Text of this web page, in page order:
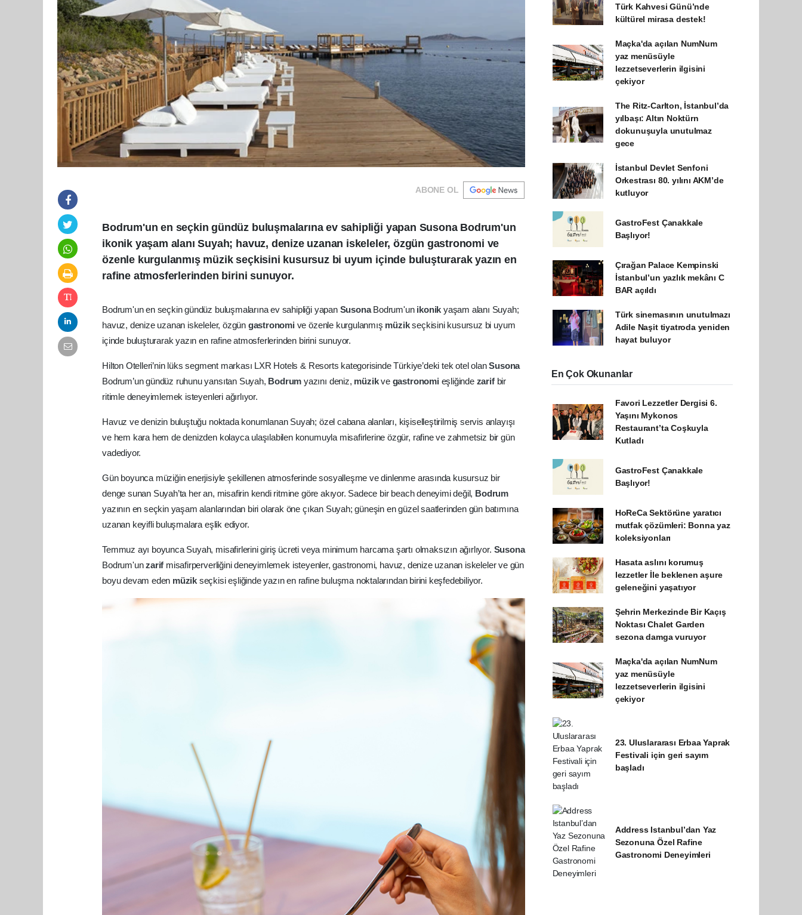
ABONE OL
Bodrum'un en seçkin gündüz buluşmalarına ev sahipliği yapan Susona Bodrum'un
ikonik yaşam alanı Suyah; havuz, denize uzanan iskeleler, özgün gastronomi ve
özenle kurgulanmış müzik seçkisini kusursuz bi uyum içinde buluşturarak yazın en
rafine atmosferlerinden birini sunuyor.
Bodrum'un en seçkin gündüz buluşmalarına ev sahipliği yapan SusonaBodrum'un ikonik yaşam alanı Suyah;
havuz, denize uzanan iskeleler, özgün gastronomi ve özenle kurgulanmış müzikseçkisini kusursuz bi uyum
içinde buluşturarak yazın en rafine atmosferlerinden birini sunuyor.
Hilton Otelleri’nin lüks segment markası LXR Hotels & Resorts kategorisinde Türkiye’deki tek otel olanSusona
Bodrum’un gündüz ruhunu yansıtan Suyah, Bodrumyazını deniz, müzikve gastronomi eşliğinde zarif bir
ritimle deneyimlemek isteyenleri ağırlıyor.
Havuz ve denizin buluştuğu noktada konumlanan Suyah; özel cabana alanları, kişiselleştirilmiş servis anlayışı
ve hem kara hem de denizden kolayca ulaşılabilen konumuyla misafirlerine özgür, rafine ve zahmetsiz bir gün
vadediyor.
Gün boyunca müziğin enerjisiyle şekillenen atmosferinde sosyalleşme ve dinlenme arasında kusursuz bir
denge sunan Suyah’ta her an, misafirin kendi ritmine göre akıyor. Sadece bir beach deneyimi değil, Bodrum
yazının en seçkin yaşam alanlarından biri olarak öne çıkan Suyah; güneşin en güzel saatlerinden gün batımına
uzanan keyifli buluşmalara eşlik ediyor.
Temmuz ayı boyunca Suyah, misafirlerini giriş ücreti veya minimum harcama şartı olmaksızın ağırlıyor. Susona
Bodrum'unzarif misafirperverliğini deneyimlemek isteyenler, gastronomi, havuz, denize uzanan iskeleler ve gün
boyu devam eden müzik seçkisi eşliğinde yazın en rafine buluşma noktalarından birini keşfedebiliyor.
Türk Kahvesi Günü’nde
kültürel mirasa destek!
Maçka'da açılan NumNum
yaz menüsüyle
lezzetseverlerin ilgisini
çekiyor
The Ritz-Carlton, İstanbul’da
yılbaşı: Altın Noktürn
dokunuşuyla unutulmaz
gece
İstanbul Devlet Senfoni
Orkestrası 80. yılını AKM’de
kutluyor
GastroFest Çanakkale
Başlıyor!
Çırağan Palace Kempinski
İstanbul’un yazlık mekânı C
BAR açıldı
Türk sinemasının unutulmazı
Adile Naşit tiyatroda yeniden
hayat buluyor
En Çok Okunanlar
Favori Lezzetler Dergisi 6.
Yaşını Mykonos
Restaurant’ta Coşkuyla
Kutladı
GastroFest Çanakkale
Başlıyor!
HoReCa Sektörüne yaratıcı
mutfak çözümleri: Bonna yaz
koleksiyonları
Hasata aslını korumuş
lezzetler İle beklenen aşure
geleneğini yaşatıyor
Şehrin Merkezinde Bir Kaçış
Noktası Chalet Garden
sezona damga vuruyor
Maçka'da açılan NumNum
yaz menüsüyle
lezzetseverlerin ilgisini
çekiyor
23. Uluslararası Erbaa Yaprak
Festivali için geri sayım
başladı
Address Istanbul’dan Yaz
Sezonuna Özel Rafine
Gastronomi Deneyimleri